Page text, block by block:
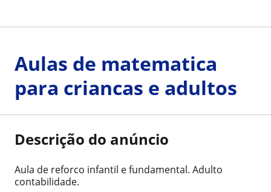
Aulas de matematica
para criancas e adultos
Descrição do anúncio
Aula de reforco infantil e fundamental. Adulto
contabilidade.